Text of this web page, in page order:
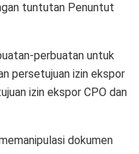
tuntutan Penuntut
perbuatan untuk
persetujuan izin ekspor
izin ekspor CPO dan
dokumen